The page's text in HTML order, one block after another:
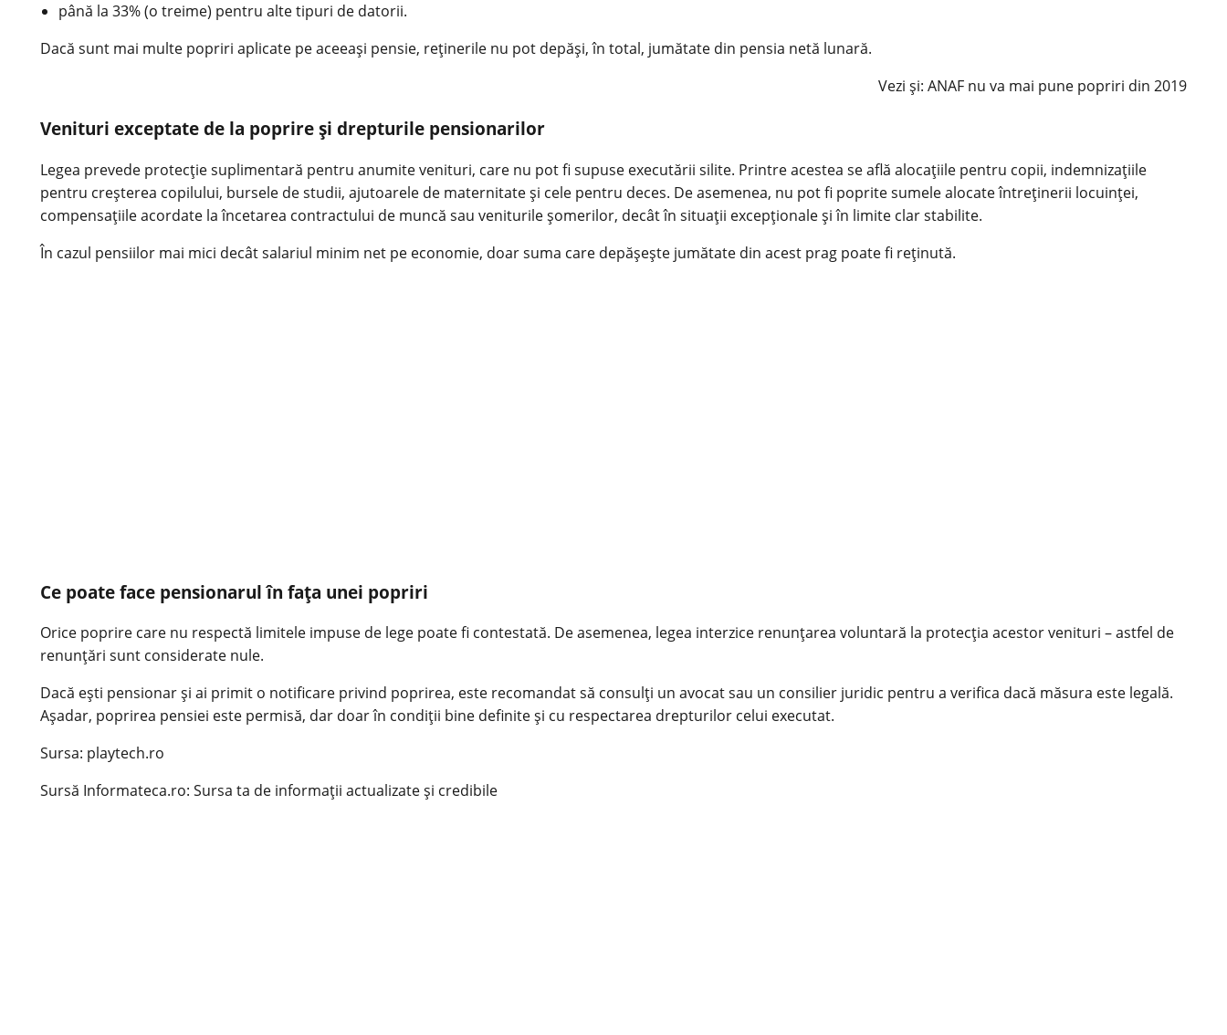
până la 33% (o treime) pentru alte tipuri de datorii.
Dacă sunt mai multe popriri aplicate pe aceeași pensie, reținerile nu pot depăși, în total, jumătate din pensia netă lunară.
Vezi și: ANAF nu va mai pune popriri din 2019
Venituri exceptate de la poprire și drepturile pensionarilor
Legea prevede protecție suplimentară pentru anumite venituri, care nu pot fi supuse executării silite. Printre acestea se află alocațiile pentru copii, indemnizațiile
pentru creșterea copilului, bursele de studii, ajutoarele de maternitate și cele pentru deces. De asemenea, nu pot fi poprite sumele alocate întreținerii locuinței,
compensațiile acordate la încetarea contractului de muncă sau veniturile șomerilor, decât în situații excepționale și în limite clar stabilite.
În cazul pensiilor mai mici decât salariul minim net pe economie, doar suma care depășește jumătate din acest prag poate fi reținută.
Ce poate face pensionarul în fața unei popriri
Orice poprire care nu respectă limitele impuse de lege poate fi contestată. De asemenea, legea interzice renunțarea voluntară la protecția acestor venituri – astfel de
renunțări sunt considerate nule.
Dacă ești pensionar și ai primit o notificare privind poprirea, este recomandat să consulți un avocat sau un consilier juridic pentru a verifica dacă măsura este legală.
Așadar, poprirea pensiei este permisă, dar doar în condiții bine definite și cu respectarea drepturilor celui executat.
Sursa: playtech.ro
Sursă Informateca.ro: Sursa ta de informații actualizate și credibile